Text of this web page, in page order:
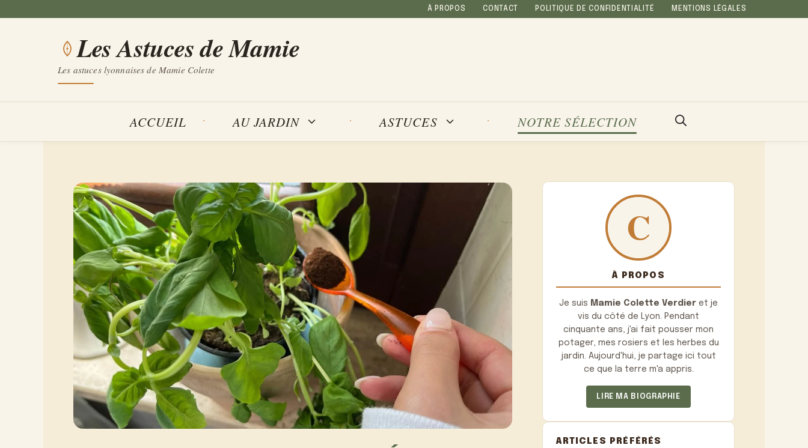
À PROPOS CONTACT POLITIQUE DE CONFIDENTIALITÉ MENTIONS LÉGALES
Les Astuces de Mamie
Les astuces lyonnaises de Mamie Colette
ACCUEIL AU JARDIN ASTUCES NOTRE SÉLECTION
À PROPOS
Je suis Mamie Colette Verdier et je
vis du côté de Lyon. Pendant
cinquante ans, j'ai fait pousser mon
potager, mes rosiers et les herbes du
jardin. Aujourd'hui, je partage ici tout
ce que la terre m'a appris.
LIRE MA BIOGRAPHIE
ARTICLES PRÉFÉRÉS